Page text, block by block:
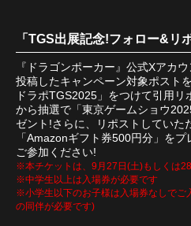
「TGS出展記念!フォロー&リ
『ドラゴンポーカー』公式Xアカ
投稿したキャンペーン対象ポスト
ドラポTGS2025」をつけて引用
から抽選で「東京ゲームショウ
ゼント!さらに、リポストしていた
「Amazonギフト券500円分」を
ご参加ください!
※本チケットは、9月27日(土)もしくは
※中学生以上は入場券が必要です
※小学生以下のお子様は入場券なしでご
の同伴が必要です)